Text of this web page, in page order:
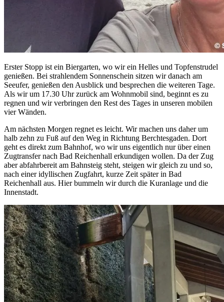
Erster Stopp ist ein Biergarten, wo wir ein Helles und Topfenstrudel
genießen. Bei strahlendem Sonnenschein sitzen wir danach am
Seeufer, genießen den Ausblick und besprechen die weiteren Tage.
Als wir um 17.30 Uhr zurück am Wohnmobil sind, beginnt es zu
regnen und wir verbringen den Rest des Tages in unseren mobilen
vier Wänden.
Am nächsten Morgen regnet es leicht. Wir machen uns daher um
halb zehn zu Fuß auf den Weg in Richtung Berchtesgaden. Dort
geht es direkt zum Bahnhof, wo wir uns eigentlich nur über einen
Zugtransfer nach Bad Reichenhall erkundigen wollen. Da der Zug
aber abfahrbereit am Bahnsteig steht, steigen wir gleich zu und so,
nach einer idyllischen Zugfahrt, kurze Zeit später in Bad
Reichenhall aus. Hier bummeln wir durch die Kuranlage und die
Innenstadt.